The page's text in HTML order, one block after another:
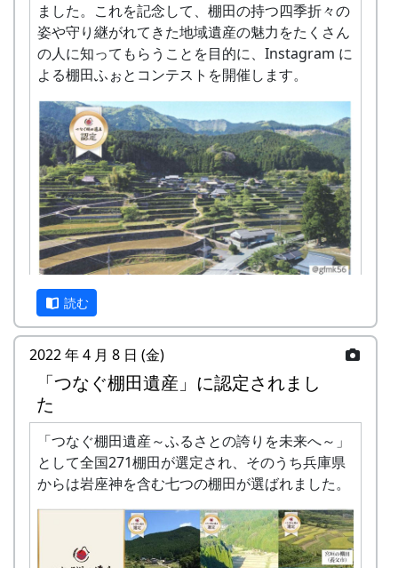
一日目は、岩座神区有文書の調査。
公会堂の押し入れ下に鍵がかかる書庫があって、
そこに、代々の区長が受け継いできた公文書が眠
っています。その中で一番古いのは黒い長持ちの
中に入っています。
ました。これを記念して、棚田の持つ四季折々の
姿や守り継がれてきた地域遺産の魅力をたくさん
の人に知ってもらうことを目的に、Instagram に
よる棚田ふぉとコンテストを開催します。
募集期間
2022年5月1日 ～ 9月30日
応募方法
Instagram 公式アカウント「@taka_town」
座神棚田」を付けて投稿
応募資格
読む
2022 年 4 月 8 日 (金)
「つなぐ棚田遺産」に認定されまし
た
「つなぐ棚田遺産～ふるさとの誇りを未来へ～」
として全国271棚田が選定され、そのうち兵庫県
からは岩座神を含む七つの棚田が選ばれました。